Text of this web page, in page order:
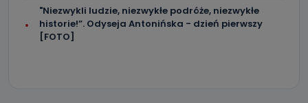
oraz partnerzy wspomagający administratora w jego
biznesowej działalności.
"Niezwykli ludzie, niezwykłe podróże, niezwykłe
historie!”. Odyseja Antonińska - dzień pierwszy
[FOTO]